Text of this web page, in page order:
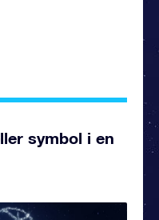
symbol i en